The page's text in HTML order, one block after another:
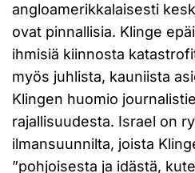
angloamerikkalaisesti
ovat pinnallisia. Klinge
ihmisiä kiinnosta
myös juhlista, kauniista
Klingen huomio
rajallisuudesta. Israel on
ilmansuunnilta, joista
”pohjoisesta ja idästä,